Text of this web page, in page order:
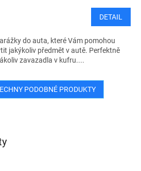
DETAIL
do auta, které Vám pomohou
jakýkoliv předmět v autě. Perfektně
zavazadla v kufru....
PODOBNÉ PRODUKTY